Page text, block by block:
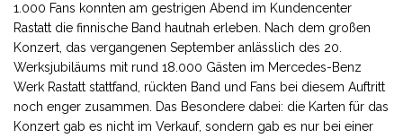
1.000 Fans konnten am gestrigen Abend im Kundencenter
Rastatt die finnische Band hautnah erleben. Nach dem großen
Konzert, das vergangenen September anlässlich des 20.
Werksjubiläums mit rund 18.000 Gästen im Mercedes-Benz
Werk Rastatt stattfand, rückten Band und Fans bei diesem Auftritt
noch enger zusammen. Das Besondere dabei: die Karten für das
Konzert gab es nicht im Verkauf, sondern gab es nur bei einer